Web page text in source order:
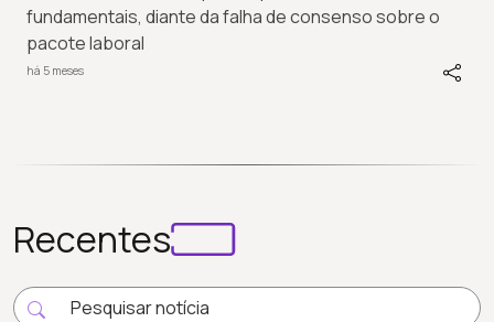
fundamentais, diante da falha de consenso sobre o
pacote laboral
há 5 meses
Recentes